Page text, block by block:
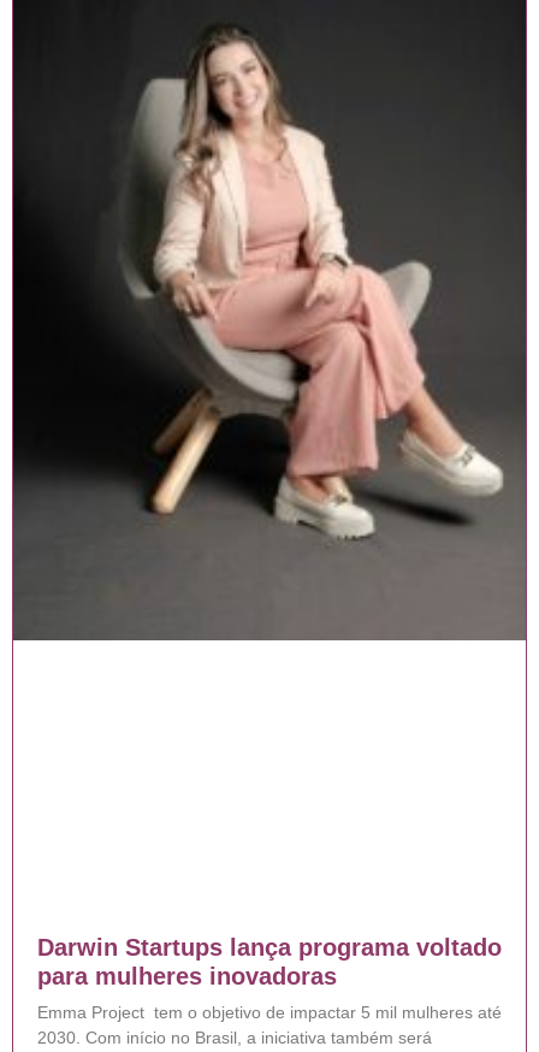
Darwin Startups lança programa voltado
para mulheres inovadoras
Emma Project tem o objetivo de impactar 5 mil mulheres até
2030. Com início no Brasil, a iniciativa também será